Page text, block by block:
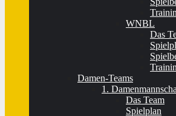
WNBL
Das
Damen-Teams
1.
Das Team
Spielplan